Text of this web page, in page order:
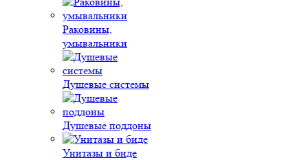
Раковины,
умывальники
Душевые системы
Душевые поддоны
Унитазы и биде